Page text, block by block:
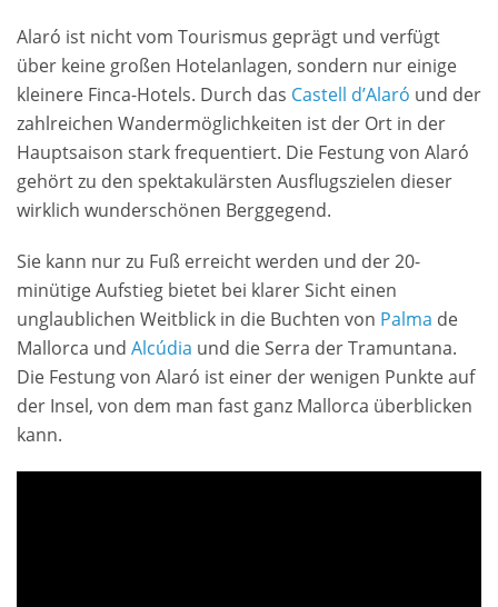
Alaró ist nicht vom Tourismus geprägt und verfügt
über keine großen Hotelanlagen, sondern nur einige
kleinere Finca-Hotels. Durch das Castell d’Alaró und der
zahlreichen Wandermöglichkeiten ist der Ort in der
Hauptsaison stark frequentiert. Die Festung von Alaró
gehört zu den spektakulärsten Ausflugszielen dieser
wirklich wunderschönen Berggegend.
Sie kann nur zu Fuß erreicht werden und der 20-
minütige Aufstieg bietet bei klarer Sicht einen
unglaublichen Weitblick in die Buchten von Palma de
Mallorca und Alcúdia und die Serra der Tramuntana.
Die Festung von Alaró ist einer der wenigen Punkte auf
der Insel, von dem man fast ganz Mallorca überblicken
kann.